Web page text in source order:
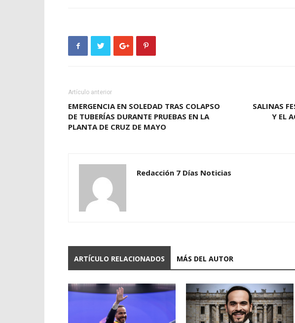
Artículo anterior
EMERGENCIA EN SOLEDAD TRAS COLAPSO
DE TUBERÍAS DURANTE PRUEBAS EN LA
PLANTA DE CRUZ DE MAYO
SALINAS
Y EL
Redacción 7 Días Noticias
ARTÍCULO RELACIONADOS MÁS DEL AUTOR